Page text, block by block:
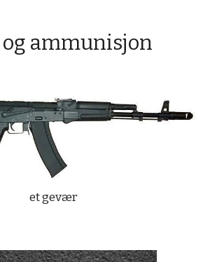
og ammunisjon
et gevær